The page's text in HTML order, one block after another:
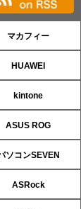
マカフィー
HUAWEI
kintone
ASUS ROG
ソコンSEVEN
ASRock